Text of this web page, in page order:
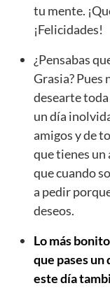
tu mente.
¡Felicidades!
¿Pensabas
Grasia? Pues
desearte
un día
amigos y de
que tienes un
que cuando
a pedir
deseos.
Lo más
que pases un
este día